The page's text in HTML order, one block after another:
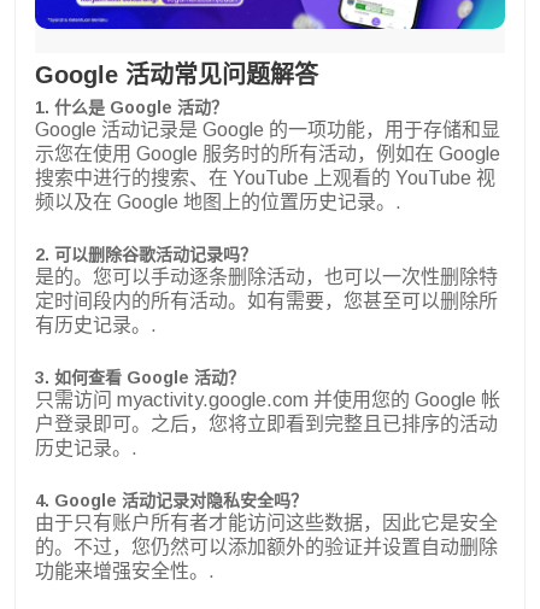
Google 活动常见问题解答
1. 什么是 Google 活动？
Google 活动记录是 Google 的一项功能，用于存储和显
示您在使用 Google 服务时的所有活动，例如在 Google
搜索中进行的搜索、在 YouTube 上观看的 YouTube 视
频以及在 Google 地图上的位置历史记录。.
2. 可以删除谷歌活动记录吗？
是的。您可以手动逐条删除活动，也可以一次性删除特
定时间段内的所有活动。如有需要，您甚至可以删除所
有历史记录。.
3. 如何查看 Google 活动？
只需访问 myactivity.google.com 并使用您的 Google 帐
户登录即可。之后，您将立即看到完整且已排序的活动
历史记录。.
4. Google 活动记录对隐私安全吗？
由于只有账户所有者才能访问这些数据，因此它是安全
的。不过，您仍然可以添加额外的验证并设置自动删除
功能来增强安全性。.